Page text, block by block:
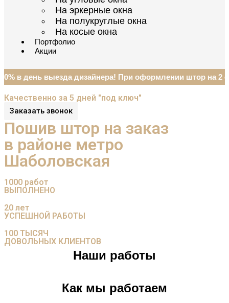
На эркерные окна
На полукруглые окна
На косые окна
Портфолио
Акции
в день выезда дизайнера! При оформлении штор на 2
Качественно за 5 дней "под ключ"
Заказать звонок
Пошив штор на заказ
в районе метро
Шаболовская
1000 работ
ВЫПОЛНЕНО
20 лет
УСПЕШНОЙ РАБОТЫ
100 ТЫСЯЧ
ДОВОЛЬНЫХ КЛИЕНТОВ
Наши работы
Как мы работаем